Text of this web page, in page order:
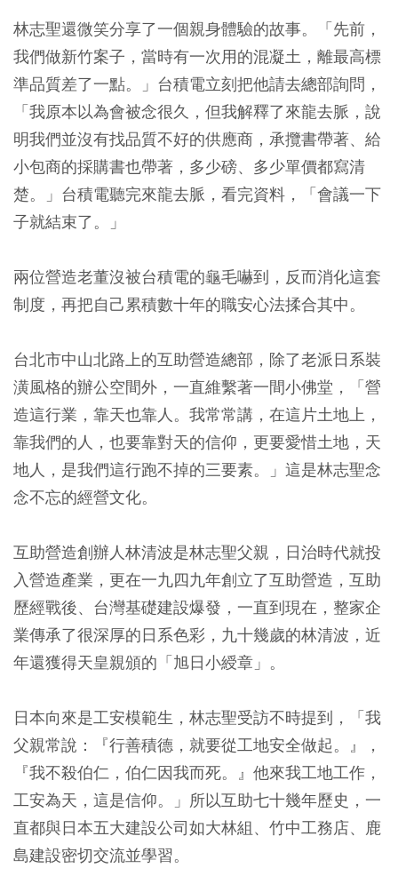
林志聖還微笑分享了一個親身體驗的故事。「先前，
我們做新竹案子，當時有一次用的混凝土，離最高標
準品質差了一點。」台積電立刻把他請去總部詢問，
「我原本以為會被念很久，但我解釋了來龍去脈，說
明我們並沒有找品質不好的供應商，承攬書帶著、給
小包商的採購書也帶著，多少磅、多少單價都寫清
楚。」台積電聽完來龍去脈，看完資料，「會議一下
子就結束了。」
兩位營造老董沒被台積電的龜毛嚇到，反而消化這套
制度，再把自己累積數十年的職安心法揉合其中。
台北市中山北路上的互助營造總部，除了老派日系裝
潢風格的辦公空間外，一直維繫著一間小佛堂，「營
造這行業，靠天也靠人。我常常講，在這片土地上，
靠我們的人，也要靠對天的信仰，更要愛惜土地，天
地人，是我們這行跑不掉的三要素。」這是林志聖念
念不忘的經營文化。
互助營造創辦人林清波是林志聖父親，日治時代就投
入營造產業，更在一九四九年創立了互助營造，互助
歷經戰後、台灣基礎建設爆發，一直到現在，整家企
業傳承了很深厚的日系色彩，九十幾歲的林清波，近
年還獲得天皇親頒的「旭日小綬章」。
日本向來是工安模範生，林志聖受訪不時提到，「我
父親常說：『行善積德，就要從工地安全做起。』，
『我不殺伯仁，伯仁因我而死。』他來我工地工作，
工安為天，這是信仰。」所以互助七十幾年歷史，一
直都與日本五大建設公司如大林組、竹中工務店、鹿
島建設密切交流並學習。